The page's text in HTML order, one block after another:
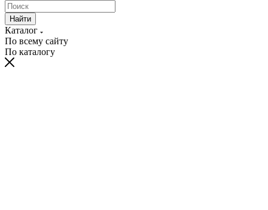
Найти
Каталог
По всему сайту
По каталогу